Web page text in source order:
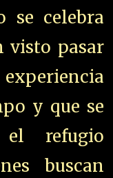
se celebra
visto pasar
y que se
refugio
buscan